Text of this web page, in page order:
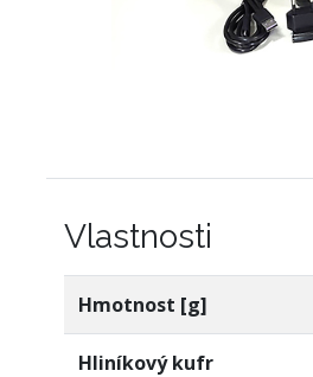
Vlastnosti
Hmotnost [g]
Hliníkový kufr